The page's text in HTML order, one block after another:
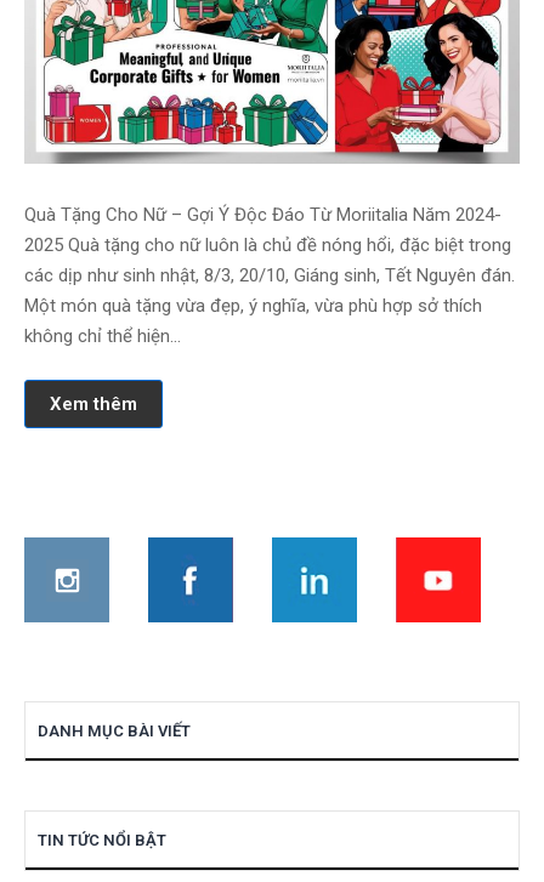
Quà Tặng Cho Nữ – Gợi Ý Độc Đáo Từ Moriitalia Năm 2024-
2025 Quà tặng cho nữ luôn là chủ đề nóng hổi, đặc biệt trong
các dịp như sinh nhật, 8/3, 20/10, Giáng sinh, Tết Nguyên đán.
Một món quà tặng vừa đẹp, ý nghĩa, vừa phù hợp sở thích
không chỉ thể hiện…
Xem thêm
DANH MỤC BÀI VIẾT
TIN TỨC NỔI BẬT